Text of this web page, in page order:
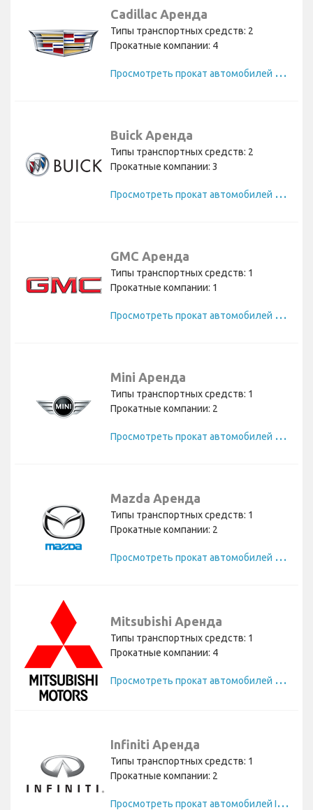
Cadillac Аренда
Типы транспортных средств: 2
Прокатные компании: 4
П
росмотреть прокат автомобилей Cadillac
Buick Аренда
Типы транспортных средств: 2
Прокатные компании: 3
П
росмотреть прокат автомобилей Buick
GMC Аренда
Типы транспортных средств: 1
Прокатные компании: 1
П
росмотреть прокат автомобилей GMC
Mini Аренда
Типы транспортных средств: 1
Прокатные компании: 2
П
росмотреть прокат автомобилей Mini
Mazda Аренда
Типы транспортных средств: 1
Прокатные компании: 2
П
росмотреть прокат автомобилей Mazda
Mitsubishi Аренда
Типы транспортных средств: 1
Прокатные компании: 4
П
росмотреть прокат автомобилей Mitsubishi
Infiniti Аренда
Типы транспортных средств: 1
Прокатные компании: 2
П
росмотреть прокат автомобилей Infiniti